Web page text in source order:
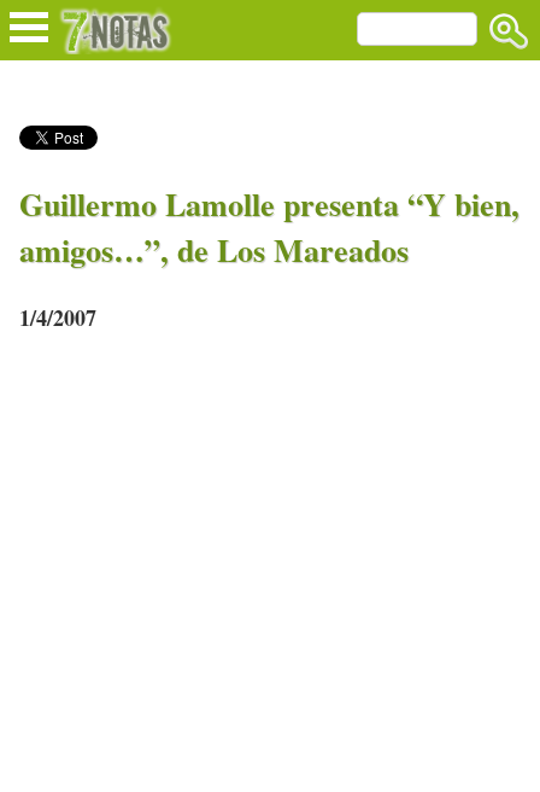
Guillermo Lamolle presenta “Y bien,
amigos…”, de Los Mareados
1/4/2007